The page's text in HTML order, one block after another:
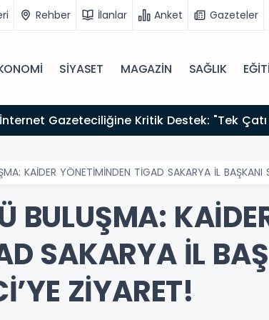
Rehber İlanlar Anket Gazeteler
SİYASET MAGAZİN SAĞLIK
KAİDER YÖNETİMİNDEN TİGAD SAKARYA İL BAŞKANI
BULUŞMA:
SAKARYA İL
ZİYARET!